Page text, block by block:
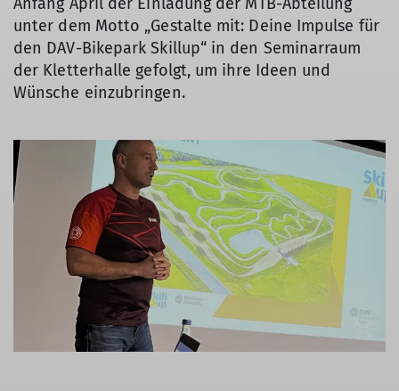
unter dem Motto „Gestalte mit: Deine Impulse für
den DAV-Bikepark Skillup“ in den Seminarraum
der Kletterhalle gefolgt, um ihre Ideen und
Wünsche einzubringen.